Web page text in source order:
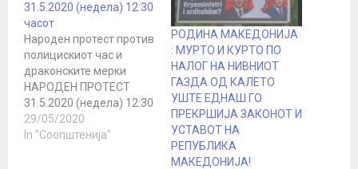
31.5.2020 (недела) 12:30
часот
Народен протест против
полицискиот час и
драконските мерки
НАРОДЕН ПРОТЕСТ
31.5.2020 (недела) 12:30
часот, збирно место
Сајмиште, паркинг.
29/05/2020
In "Соопштенија"
РОДИНА МАКЕДОНИЈА
: МУРТО И КУРТО ПО
НАЛОГ НА НИВНИОТ
ГАЗДА ОД КАЛЕТО
УШТЕ ЕДНАШ ГО
ПРЕКРШИЈА ЗАКОНОТ И
УСТАВОТ НА
РЕПУБЛИКА
МАКЕДОНИЈА!